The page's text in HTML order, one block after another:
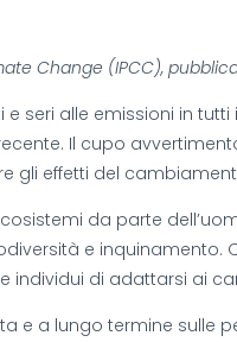
Change (IPCC),
seri alle emissioni in
Il cupo
gli effetti del
da parte
e
individui di adattarsi ai
e a lungo termine sulle